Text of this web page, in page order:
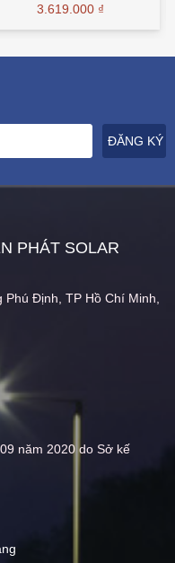
3.619.000 ₫
PHÁT SOLAR
Định, TP Hồ Chí Minh,
năm 2020 do Sở kế